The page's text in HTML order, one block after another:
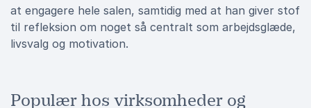
at engagere hele salen, samtidig med at han giver stof
til refleksion om noget så centralt som arbejdsglæde,
livsvalg og motivation.
Populær hos virksomheder og